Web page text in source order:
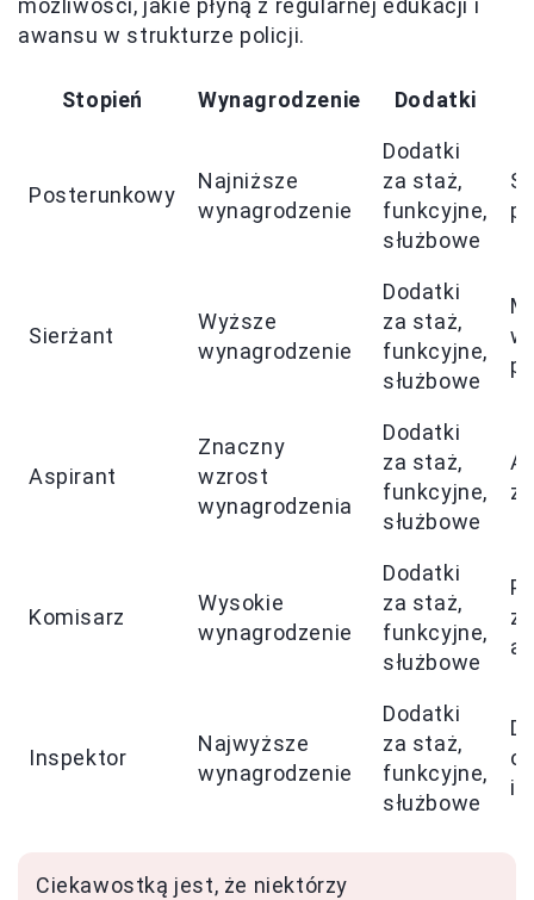
możliwości, jakie płyną z regularnej edukacji i
awansu w strukturze policji.
Stopień Wynagrodzenie Dodatki
Posterunkowy
Najniższe
wynagrodzenie
Dodatki
za staż,
funkcyjne,
służbowe
Sierżant
Wyższe
wynagrodzenie
Dodatki
za staż,
funkcyjne,
służbowe
Aspirant
Znaczny
wzrost
wynagrodzenia
Dodatki
za staż,
funkcyjne,
służbowe
z
Komisarz
Wysokie
wynagrodzenie
Dodatki
za staż,
funkcyjne,
służbowe
Inspektor
Najwyższe
wynagrodzenie
Dodatki
za staż,
funkcyjne,
służbowe
i
Ciekawostką jest, że niektórzy